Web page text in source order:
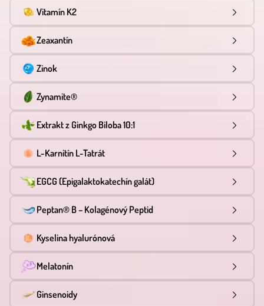
Vitamín K2
Zeaxantín
Zinok
Zynamite®
Extrakt z Ginkgo Biloba 10:1
L-Karnitín L-Tatrát
EGCG (Epigalaktokatechín galát)
Peptan® B – Kolagénový Peptid
Kyselina hyalurónová
Melatonín
Ginsenoidy